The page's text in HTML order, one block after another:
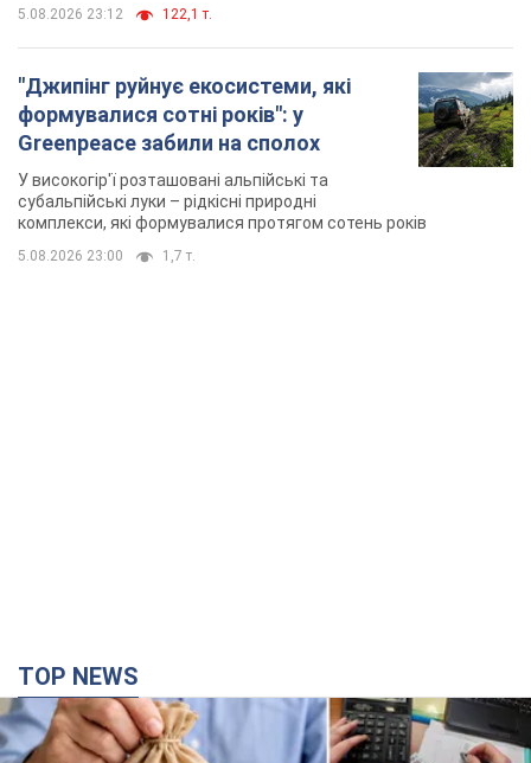
масово підвищують через позови, але грошей
не вистачає
Як перераховують пенсії